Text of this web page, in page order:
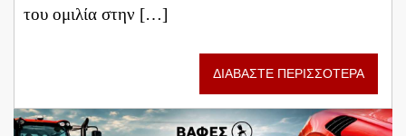
του ομιλία στην […]
ΔΙΑΒΑΣΤΕ ΠΕΡΙΣΣΟΤΕΡΑ